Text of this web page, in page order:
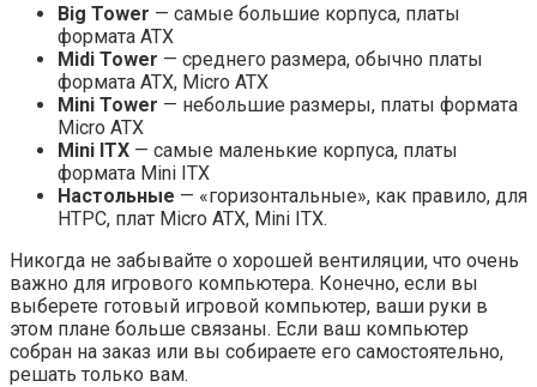
Big Tower — самые большие корпуса, платы
формата ATX
Midi Tower — среднего размера, обычно платы
формата ATX, Micro ATX
Mini Tower — небольшие размеры, платы формата
Micro ATX
Mini ITX — самые маленькие корпуса, платы
формата Mini ITX
Настольные — «горизонтальные», как правило, для
HTPC, плат Micro ATX, Mini ITX.
Никогда не забывайте о хорошей вентиляции, что очень
важно для игрового компьютера. Конечно, если вы
выберете готовый игровой компьютер, ваши руки в
этом плане больше связаны. Если ваш компьютер
собран на заказ или вы собираете его самостоятельно,
решать только вам.